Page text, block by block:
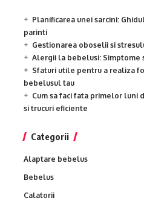
Planificarea unei sarcini:
parinti
Gestionarea oboselii si
Alergii la bebelusi: Simptome
Sfaturi utile pentru a realiza
bebelusul tau
Cum sa faci fata primelor luni
si trucuri eficiente
Categorii
Alaptare bebelus
Bebelus
Calatorii